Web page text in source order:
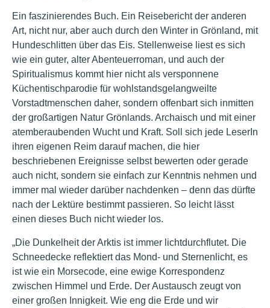
Ein faszinierendes Buch. Ein Reisebericht der anderen
Art, nicht nur, aber auch durch den Winter in Grönland, mit
Hundeschlitten über das Eis. Stellenweise liest es sich
wie ein guter, alter Abenteuerroman, und auch der
Spiritualismus kommt hier nicht als versponnene
Küchentischparodie für wohlstandsgelangweilte
Vorstadtmenschen daher, sondern offenbart sich inmitten
der großartigen Natur Grönlands. Archaisch und mit einer
atemberaubenden Wucht und Kraft. Soll sich jede LeserIn
ihren eigenen Reim darauf machen, die hier
beschriebenen Ereignisse selbst bewerten oder gerade
auch nicht, sondern sie einfach zur Kenntnis nehmen und
immer mal wieder darüber nachdenken – denn das dürfte
nach der Lektüre bestimmt passieren. So leicht lässt
einen dieses Buch nicht wieder los.
„Die Dunkelheit der Arktis ist immer lichtdurchflutet. Die
Schneedecke reflektiert das Mond- und Sternenlicht, es
ist wie ein Morsecode, eine ewige Korrespondenz
zwischen Himmel und Erde. Der Austausch zeugt von
einer großen Innigkeit. Wie eng die Erde und wir